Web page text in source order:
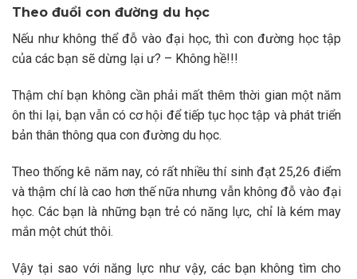
Theo đuổi con đường du học
Nếu như không thể đỗ vào đại học, thì con đường học tập
của các bạn sẽ dừng lại ư? – Không hề!!!
Thậm chí bạn không cần phải mất thêm thời gian một năm
ôn thi lại, bạn vẫn có cơ hội để tiếp tục học tập và phát triển
bản thân thông qua con đường du học.
Theo thống kê năm nay, có rất nhiều thí sinh đạt 25,26 điểm
và thậm chí là cao hơn thế nữa nhưng vẫn không đỗ vào đại
học. Các bạn là những bạn trẻ có năng lực, chỉ là kém may
mắn một chút thôi.
Vậy tại sao với năng lực như vậy, các bạn không tìm cho